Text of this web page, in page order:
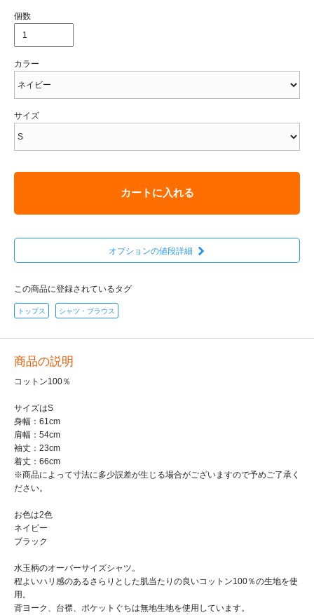
個数
カラー
サイズ
カートに入れる
オプションの値段詳細
この商品に登録されているタグ
トップス シャツ・ブラウス
商品の説明
コットン100％
サイズはS
身幅：61cm
肩幅：54cm
袖丈：23cm
着丈：66cm
※商品によって寸法に多少誤差が生じる場合がございますので予めご了承く
ださい。
お色は2色
ネイビー
ブラック
水玉柄のオーバーサイズシャツ。
程よいハリ感のあるさらりとした肌当たりの良いコットン100％の生地を使
用。
背ヨーク、台襟、ポケットぐちは無地生地を使用しています。